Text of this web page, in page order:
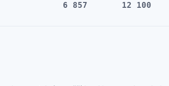
6 857 12 100